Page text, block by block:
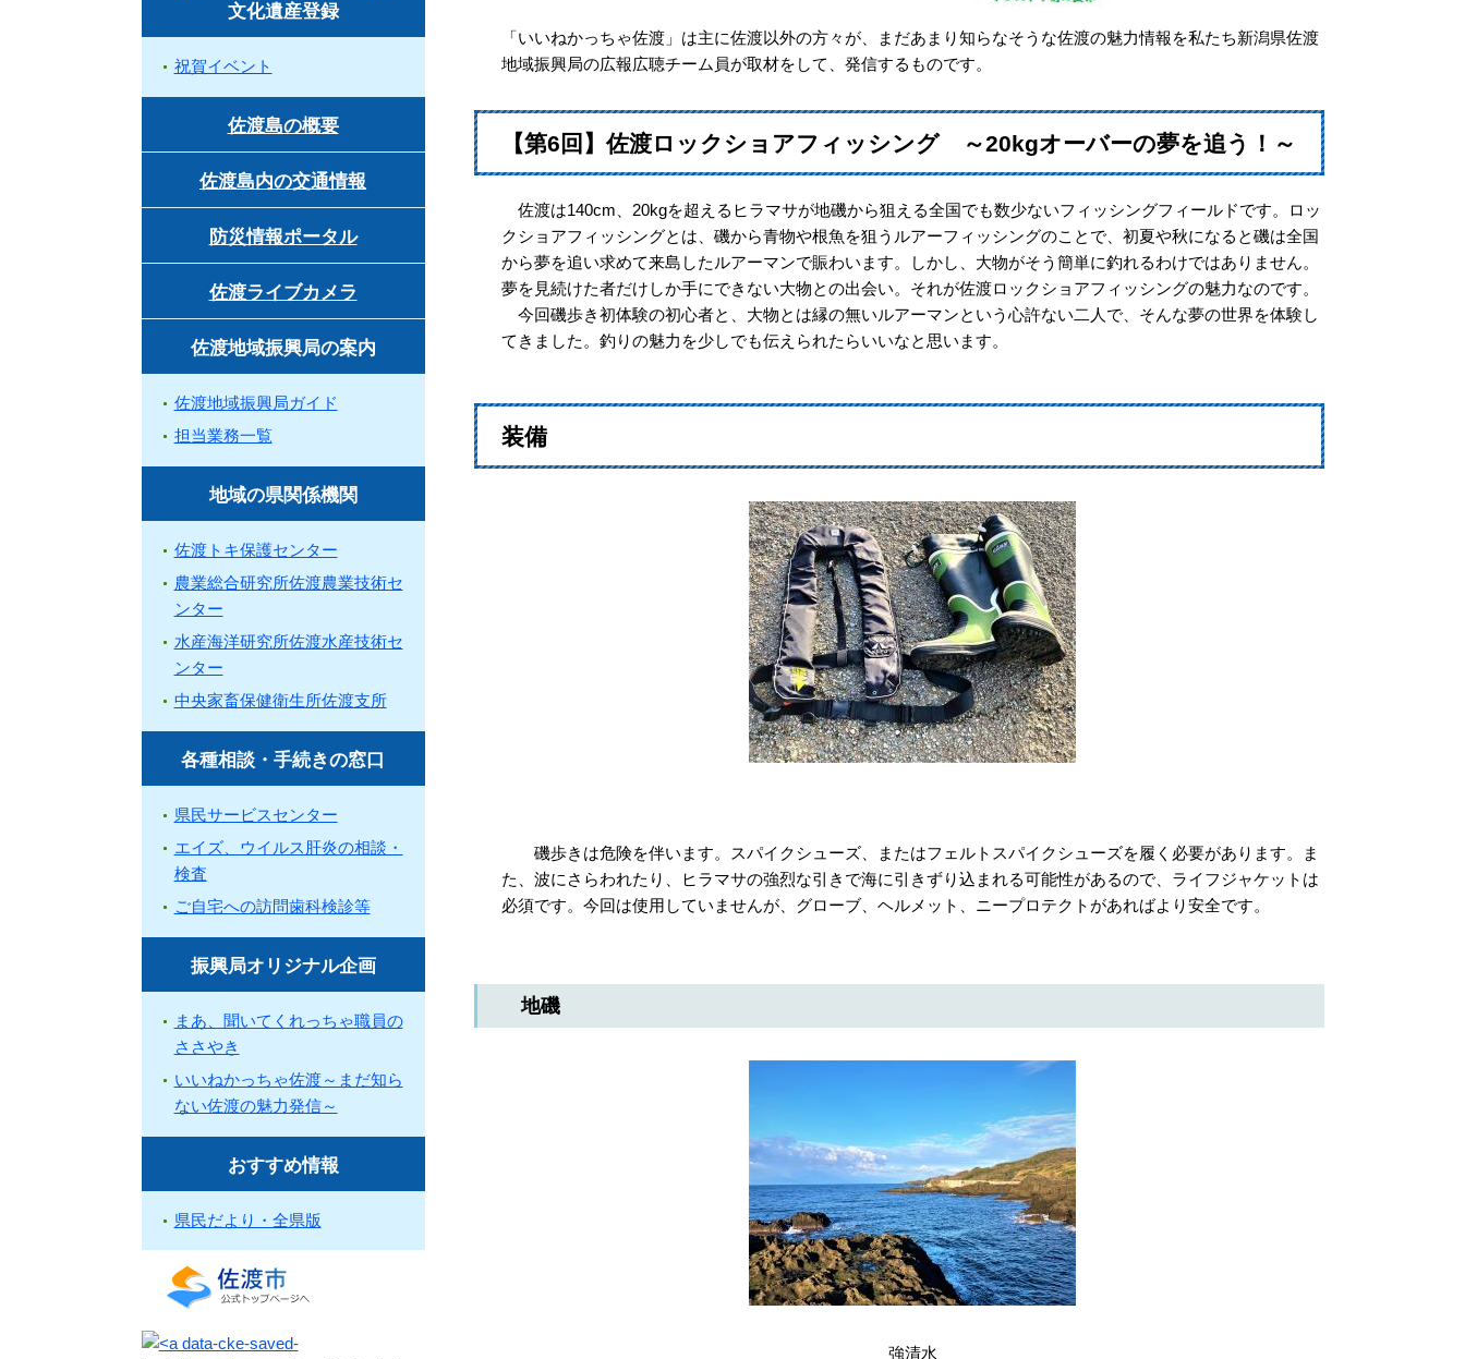
「いいねかっちゃ佐渡」は主に佐渡以外の方々が、まだあまり知らなそうな佐渡の魅力情報を私たち新潟県佐渡
地域振興局の広報広聴チーム員が取材をして、発信するものです。
【第6回】佐渡ロックショアフィッシング ～20kgオーバーの夢を追う！～
佐渡は140cm、20kgを超えるヒラマサが地磯から狙える全国でも数少ないフィッシングフィールドです。ロッ
クショアフィッシングとは、磯から青物や根魚を狙うルアーフィッシングのことで、初夏や秋になると磯は全国
から夢を追い求めて来島したルアーマンで賑わいます。しかし、大物がそう簡単に釣れるわけではありません。
夢を見続けた者だけしか手にできない大物との出会い。それが佐渡ロックショアフィッシングの魅力なのです。
今回磯歩き初体験の初心者と、大物とは縁の無いルアーマンという心許ない二人で、そんな夢の世界を体験し
てきました。釣りの魅力を少しでも伝えられたらいいなと思います。
装備
磯歩きは危険を伴います。スパイクシューズ、またはフェルトスパイクシューズを履く必要があります。ま
た、波にさらわれたり、ヒラマサの強烈な引きで海に引きずり込まれる可能性があるので、ライフジャケットは
必須です。今回は使用していませんが、グローブ、ヘルメット、ニープロテクトがあればより安全です。
地磯
強清水
文化遺産登録
祝賀イベント
佐渡島の概要
佐渡島内の交通情報
防災情報ポータル
佐渡ライブカメラ
佐渡地域振興局の案内
佐渡地域振興局ガイド
担当業務一覧
地域の県関係機関
佐渡トキ保護センター
農業総合研究所佐渡農業技術セ
ンター
水産海洋研究所佐渡水産技術セ
ンター
中央家畜保健衛生所佐渡支所
各種相談・手続きの窓口
県民サービスセンター
エイズ、ウイルス肝炎の相談・
検査
ご自宅への訪問歯科検診等
振興局オリジナル企画
まあ、聞いてくれっちゃ職員の
ささやき
いいねかっちゃ佐渡～まだ知ら
ない佐渡の魅力発信～
おすすめ情報
県民だより・全県版